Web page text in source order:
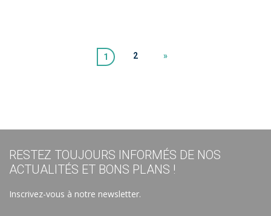
1 2 »
RESTEZ TOUJOURS INFORMÉS DE NOS
ACTUALITÉS ET BONS PLANS !
Inscrivez-vous à notre newsletter.